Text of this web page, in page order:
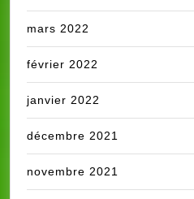
mars 2022
février 2022
janvier 2022
décembre 2021
novembre 2021